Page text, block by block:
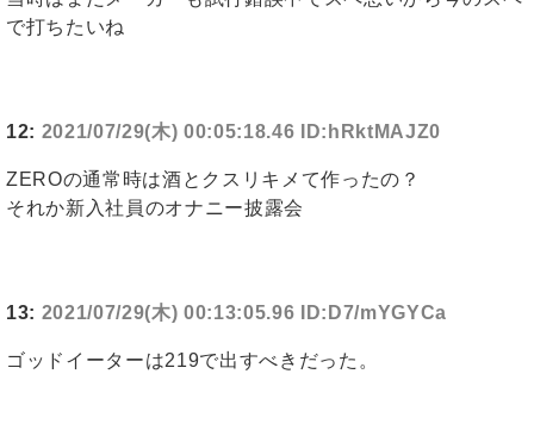
で打ちたいね
12: 2021/07/29(木) 00:05:18.46 ID:hRktMAJZ0
ZEROの通常時は酒とクスリキメて作ったの？
それか新入社員のオナニー披露会
13: 2021/07/29(木) 00:13:05.96 ID:D7/mYGYCa
ゴッドイーターは219で出すべきだった。